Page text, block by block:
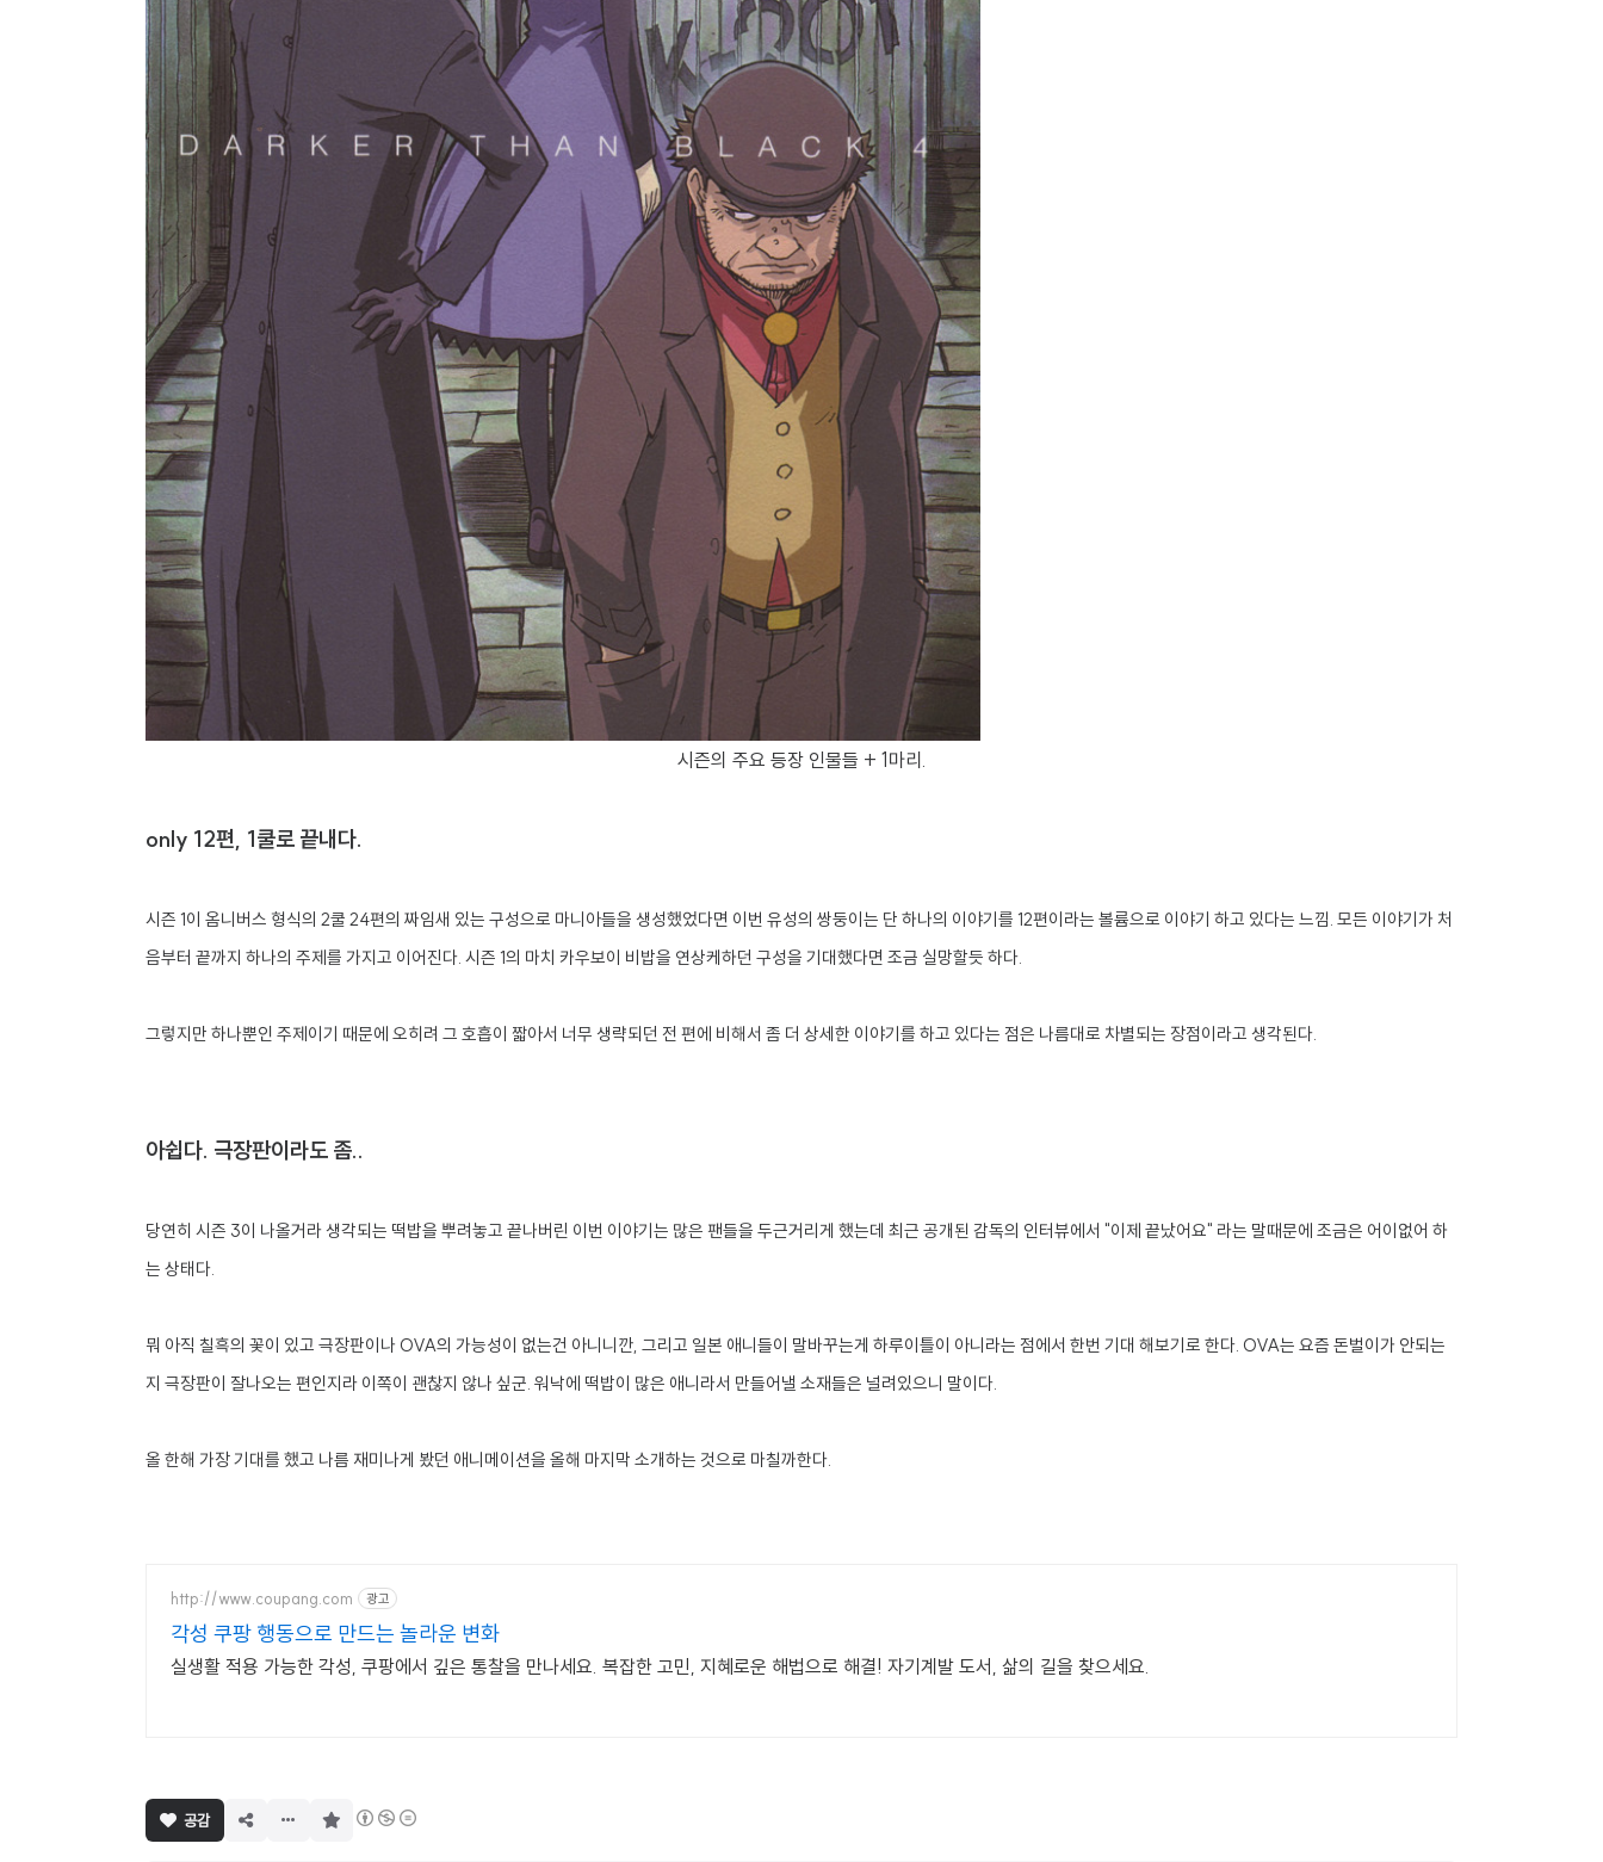
시즌의 주요 등장 인물들 + 1마리.
only 12편, 1쿨로 끝내다.
시즌 1이 옴니버스 형식의 2쿨 24편의 짜임새 있는 구성으로 마니아들을 생성했었다면 이번 유성의 쌍둥이는 단 하나의 이야기를 12편이라는 볼륨으로 이야기 하고 있다는 느낌. 모든 이야기가 처
음부터 끝까지 하나의 주제를 가지고 이어진다. 시즌 1의 마치 카우보이 비밥을 연상케하던 구성을 기대했다면 조금 실망할듯 하다.
그렇지만 하나뿐인 주제이기 때문에 오히려 그 호흡이 짧아서 너무 생략되던 전 편에 비해서 좀 더 상세한 이야기를 하고 있다는 점은 나름대로 차별되는 장점이라고 생각된다.
아쉽다. 극장판이라도 좀..
당연히 시즌 3이 나올거라 생각되는 떡밥을 뿌려놓고 끝나버린 이번 이야기는 많은 팬들을 두근거리게 했는데 최근 공개된 감독의 인터뷰에서 "이제 끝났어요" 라는 말때문에 조금은 어이없어 하
는 상태다.
뭐 아직 칠흑의 꽃이 있고 극장판이나 OVA의 가능성이 없는건 아니니깐, 그리고 일본 애니들이 말바꾸는게 하루이틀이 아니라는 점에서 한번 기대 해보기로 한다. OVA는 요즘 돈벌이가 안되는
지 극장판이 잘나오는 편인지라 이쪽이 괜찮지 않나 싶군. 워낙에 떡밥이 많은 애니라서 만들어낼 소재들은 널려있으니 말이다.
올 한해 가장 기대를 했고 나름 재미나게 봤던 애니메이션을 올해 마지막 소개하는 것으로 마칠까한다.
http://www.coupang.com 광고
각성 쿠팡 행동으로 만드는 놀라운 변화
실생활 적용 가능한 각성, 쿠팡에서 깊은 통찰을 만나세요. 복잡한 고민, 지혜로운 해법으로 해결! 자기계발 도서, 삶의 길을 찾으세요.
공감